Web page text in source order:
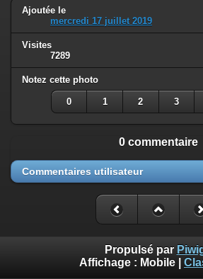
Ajoutée le
mercredi 17 juillet 2019
Visites
7289
Notez cette photo
0 1 2 3
0 commentaire
Commentaires utilisateur
Propulsé par
Affichage : Mobile